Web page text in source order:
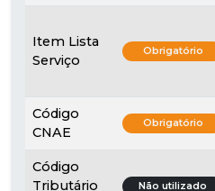
Item Lista
Serviço
Obrigatório
Código
CNAE
Obrigatório
Código
Tributário
Não utilizado